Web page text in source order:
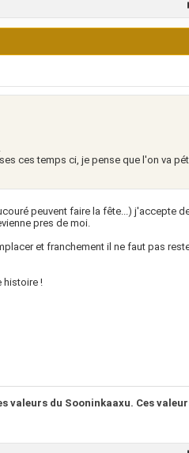
ces temps ci, je pense que l'on va
peuvent faire la fête...) j'accepte
pres de moi.
et franchement il ne faut pas
histoire !
valeurs du Sooninkaaxu. Ces